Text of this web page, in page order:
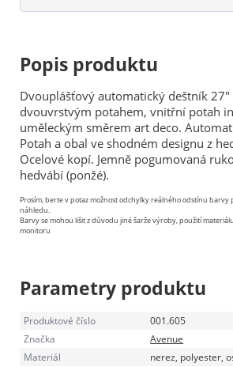
Popis produktu
Dvouplášťový automatický deštník 27"
dvouvrstvým potahem, vnitřní potah
uměleckým směrem art deco.
Potah a obal ve shodném designu z
Ocelové kopí. Jemně pogumovaná
hedvábí (ponžé).
Prosím, berte v potaz možnost odchylky reálného odstínu
náhledu.
Barvy se mohou lišit z důvodu jiné šarže výroby, použití
monitoru
Parametry produktu
Produktové číslo
001.605
Značka
Avenue
Materiál
nerez, polyester,